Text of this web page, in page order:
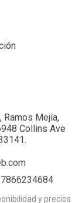
Ramos Mejía,
Collins Ave
y precios